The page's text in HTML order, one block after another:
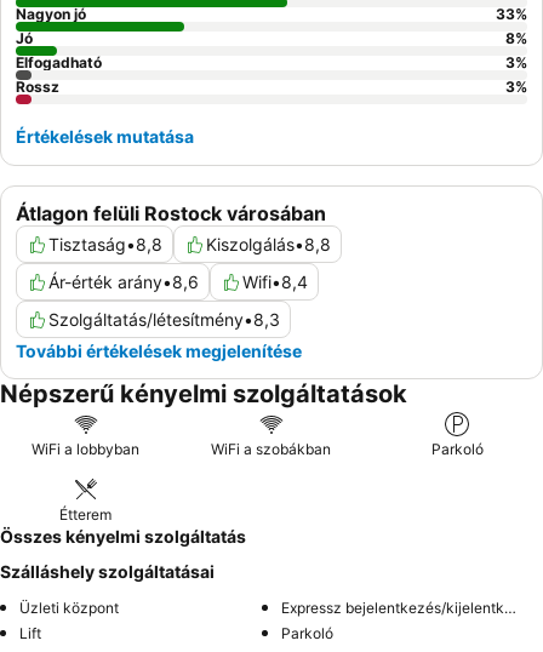
Átlagon felüli Rostock városában
Tisztaság•8,8 Kiszolgálás•8,8
Ár-érték arány•8,6 Wifi•8,4
Szolgáltatás/létesítmény•8,3
További értékelések megjelenítése
Nagyon jó
33%
Jó
8%
Elfogadható
3%
Rossz
3%
Értékelések mutatása
Népszerű kényelmi szolgáltatások
WiFi a lobbyban WiFi a szobákban Parkoló
Étterem
Összes kényelmi szolgáltatás
Szálláshely szolgáltatásai
Üzleti központ
Expressz bejelentkezés/kijelentkezés
Lift
Parkoló